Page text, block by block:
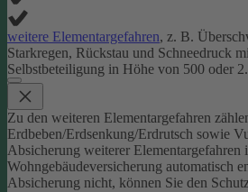
weitere Elementargefahren, z. B.
Starkregen, Rückstau und Schneedruck
Selbstbeteiligung in Höhe von 500 oder
Zu den weiteren Elementargefahren
Erdbeben/Erdsenkung/Erdrutsch sowie
Absicherung weiterer Elementargefahren
Wohngebäudeversicherung automatisch
Absicherung nicht, können Sie den